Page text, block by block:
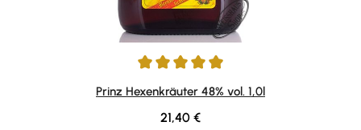
Durchschnittliche Bewertung von 4.9 von 5 Sternen
Prinz Hexenkräuter 48% vol. 1,0l
Regulärer Preis:
21,40 €